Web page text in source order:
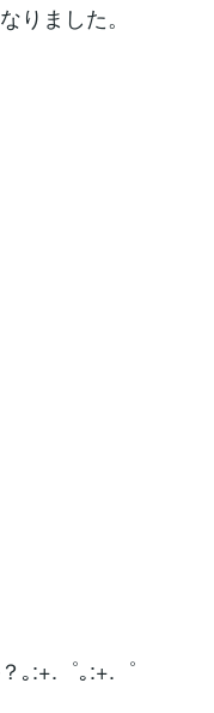
りました。
｡:+.゜｡:+.゜